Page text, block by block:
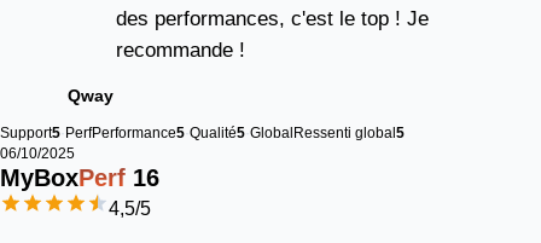
des performances, c'est le top ! Je
recommande !
Qway
Support5 PerfPerformance5 Qualité5 Global Ressenti global 5
06/10/2025
MyBoxPerf 16
4,5/5